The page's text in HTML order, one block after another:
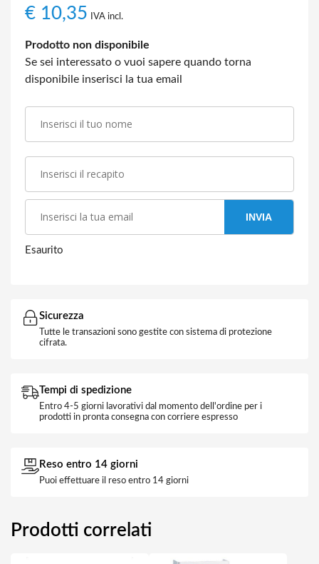
€ 10,35 IVA incl.
Prodotto non disponibile
Se sei interessato o vuoi sapere quando torna
disponibile inserisci la tua email
INVIA
Esaurito
Sicurezza
Tutte le transazioni sono gestite con sistema di protezione
cifrata.
Tempi di spedizione
Entro 4-5 giorni lavorativi dal momento dell'ordine per i
prodotti in pronta consegna con corriere espresso
Reso entro 14 giorni
Puoi effettuare il reso entro 14 giorni
Prodotti correlati